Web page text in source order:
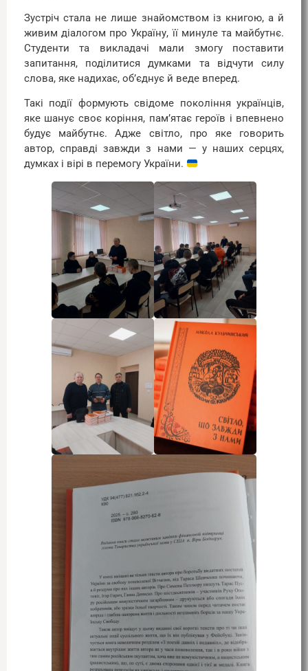
Зустріч стала не лише знайомством із книгою, а й
живим діалогом про Україну, її минуле та майбутнє.
Студенти та викладачі мали змогу поставити
запитання, поділитися думками та відчути силу
слова, яке надихає, об’єднує й веде вперед.
Такі події формують свідоме покоління українців,
яке шанує своє коріння, пам’ятає героїв і впевнено
будує майбутнє. Адже світло, про яке говорить
автор, справді завжди з нами — у наших серцях,
думках і вірі в перемогу України.